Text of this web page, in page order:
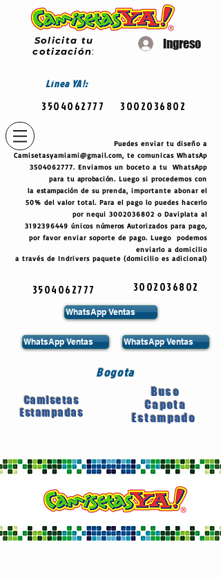
Solicita tu
cotización:
Ingreso
LíneaYA!:
3504062777 3002036802
Puedes enviar tu diseño a
Camisetasyamiami@gmail.com, te comunicas WhatsAp
3504062777. Enviamos un boceto a tu WhatsApp
para tu aprobación. Luego si procedemos con
laestampación de su prenda, importante abonar el
50% del valor total. Para el pago lo puedes hacerlo
por nequi 3002036802 o Daviplata al
3192396449 únicos números Autorizados para pago,
por favor enviar soporte de pago. Luego podemos
enviarlo a domicilio
a través de Indrivers paquete (domicilio es adicional)
3504062777 3002036802
WhatsApp Ventas
WhatsApp Ventas WhatsApp Ventas
Bogota
Camisetas
Estampadas
Buso
Capota
Estampado